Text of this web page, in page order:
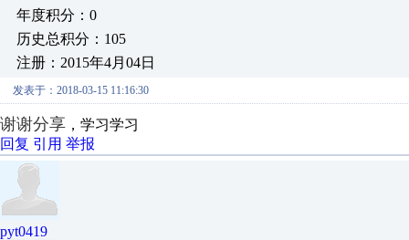
年度积分：0
历史总积分：105
注册：2015年4月04日
发表于：2018-03-15 11:16:30
谢谢分享 ，学习学习
回复 引用 举报
pyt0419